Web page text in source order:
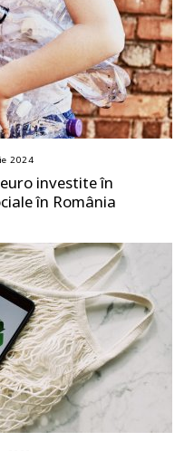
2024
investite în
în România